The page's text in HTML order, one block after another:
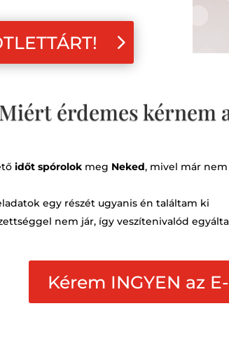
Miért érdemes kérnem
időt spórolok meg Neked, mivel már nem
egy részét ugyanis én találtam ki
nem jár, így veszítenivalód
Kérem INGYEN az